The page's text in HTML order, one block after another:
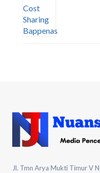
Jl. Tmn Arya Mukti Timur V